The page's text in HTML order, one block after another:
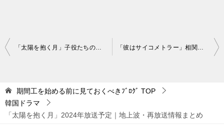
投
ビ
ゲ
「太陽を抱く月」子役たちの現在｜ヨ・ジングやキム・ユジョンの成長と出演作を徹底解説！ 「彼はサイコメトラー」相関図で登場人物を完全ガイド！
期間工を始める前に見ておくべきﾌﾞﾛｸﾞ TOP
韓国ドラマ
「太陽を抱く月」2024年放送予定｜地上波・再放送情報まとめ